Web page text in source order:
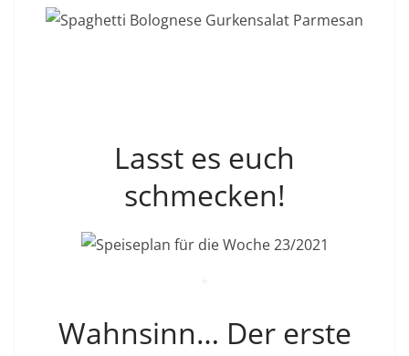
Lasst es euch
schmecken!
Wahnsinn… Der erste